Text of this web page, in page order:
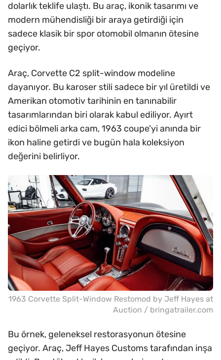
dolarlık teklife ulaştı. Bu araç, ikonik tasarımı ve
modern mühendisliği bir araya getirdiği için
sadece klasik bir spor otomobil olmanın ötesine
geçiyor.
Araç, Corvette C2 split-window modeline
dayanıyor. Bu karoser stili sadece bir yıl üretildi ve
Amerikan otomotiv tarihinin en tanınabilir
tasarımlarından biri olarak kabul ediliyor. Ayırt
edici bölmeli arka cam, 1963 coupe'yi anında bir
ikon haline getirdi ve bugün hala koleksiyon
değerini belirliyor.
1963 Corvette Split-Window Restomod by Jeff Hayes at
Auction / bringatrailer.com
Bu örnek, geleneksel restorasyonun ötesine
geçiyor. Araç, Jeff Hayes Customs tarafından inşa